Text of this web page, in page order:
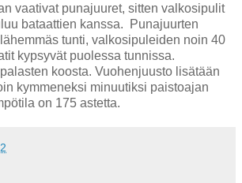
vaativat punajuuret, sitten valkosipulit
bataattien kanssa. Punajuurten
tunti, valkosipuleiden noin 40
kypsyvät puolessa tunnissa.
koosta. Vuohenjuusto lisätään
kymmeneksi minuutiksi paistoajan
on 175 astetta.